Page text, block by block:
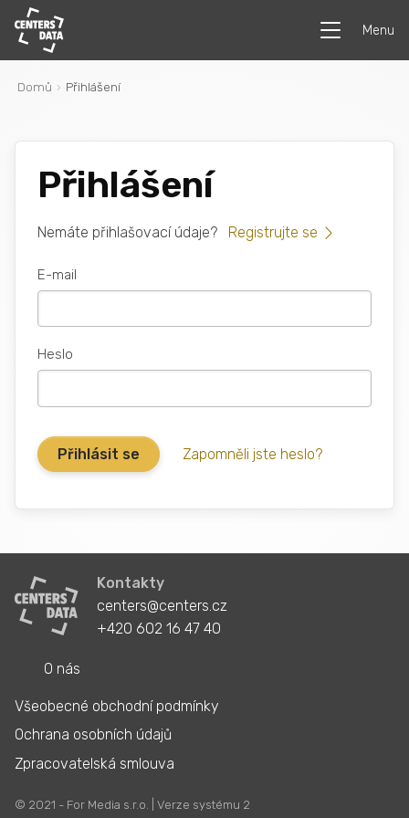
Menu
Domů Přihlášení
Přihlášení
Nemáte přihlašovací údaje? Registrujte se
E-mail
Heslo
Zapomněli jste heslo?
Kontakty
centers@centers.cz
+420 602 16 47 40
O nás
Všeobecné obchodní podmínky
Ochrana osobních údajů
Zpracovatelská smlouva
© 2021 - For Media s.r.o. | Verze systému 2